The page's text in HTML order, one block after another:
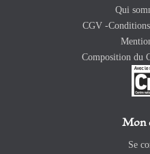
Qui
CGV -
Composition du
Mon
Se